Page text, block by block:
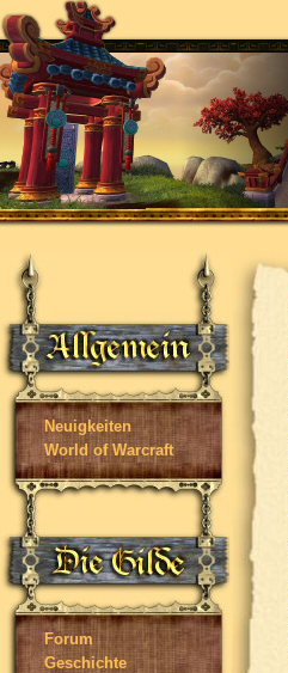
Neuigkeiten
World of Warcraft
Forum
Geschichte